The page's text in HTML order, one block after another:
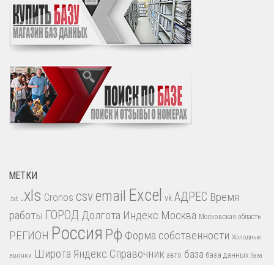
МЕТКИ
.txt .xls Cronos csvemail Excel vk АДРЕС Время
работы ГОРОД Долгота Индекс Москва Московская область
РЕГИОН Россия Рф Форма собственности Холодные
звонки Широта Яндекс.Справочник авто база база данных база